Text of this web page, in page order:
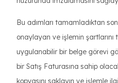
Bu adımları tamamladıktan
onaylayan ve işlemin
uygulanabilir bir belge görevi
bir Satış Faturasına sahip
kopyasını saklayın ve işlemle